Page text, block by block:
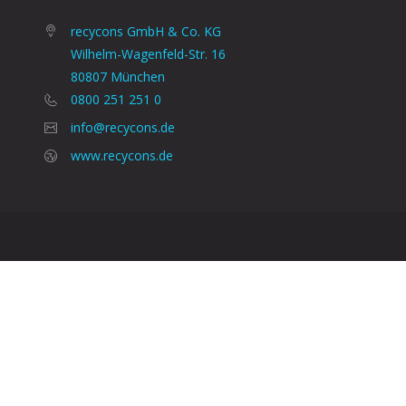
recycons GmbH & Co. KG
Wilhelm-Wagenfeld-Str. 16
80807 München
0800 251 251 0
info@recycons.de
www.recycons.de